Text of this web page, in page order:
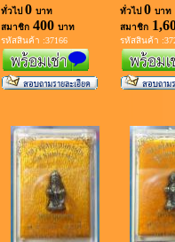
ทั่วไป 0 บาท
สมาชิก400 บาท
รหัสสินค้า :37166
ทั่วไป 0 บาท
สมาชิก
รหัสสินค้า